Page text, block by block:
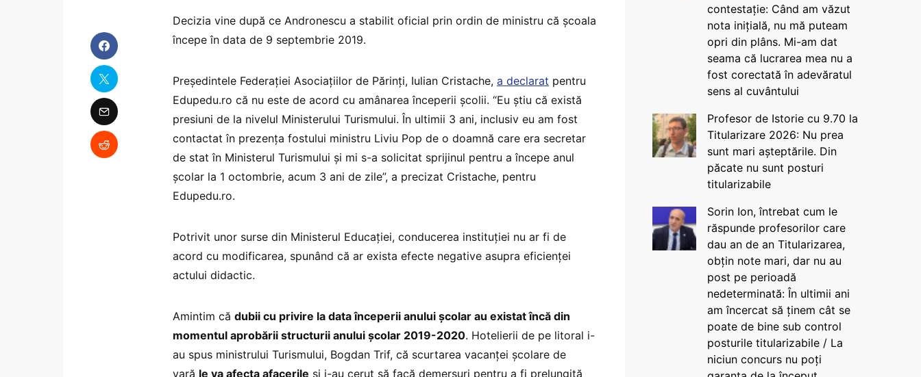
Decizia vine după ce Andronescu a stabilit oficial prin ordin de ministru că școala
începe în data de 9 septembrie 2019.
Președintele Federației Asociațiilor de Părinți, Iulian Cristache, a declarat pentru
Edupedu.ro că nu este de acord cu amânarea începerii școlii. “Eu știu că există
presiuni de la nivelul Ministerului Turismului. În ultimii 3 ani, inclusiv eu am fost
contactat în prezența fostului ministru Liviu Pop de o doamnă care era secretar
de stat în Ministerul Turismului și mi s-a solicitat sprijinul pentru a începe anul
școlar la 1 octombrie, acum 3 ani de zile”, a precizat Cristache, pentru
Edupedu.ro.
Potrivit unor surse din Ministerul Educației, conducerea instituției nu ar fi de
acord cu modificarea, spunând că ar exista efecte negative asupra eficienței
actului didactic.
Amintim că dubii cu privire la data începerii anului școlar au existat încă din
momentul aprobării structurii anului școlar 2019-2020. Hotelierii de pe litoral i-
au spus ministrului Turismului, Bogdan Trif, că scurtarea vacanței școlare de
vară le va afecta afacerile și i-au cerut să facă demersuri pentru a fi prelungită
contestație: Când am văzut
nota inițială, nu mă puteam
opri din plâns. Mi-am dat
seama că lucrarea mea nu a
fost corectată în adevăratul
sens al cuvântului
Profesor de Istorie cu 9.70 la
Titularizare 2026: Nu prea
sunt mari așteptările. Din
păcate nu sunt posturi
titularizabile
Sorin Ion, întrebat cum le
răspunde profesorilor care
dau an de an Titularizarea,
obțin note mari, dar nu au
post pe perioadă
nedeterminată: În ultimii ani
am încercat să ținem cât se
poate de bine sub control
posturile titularizabile / La
niciun concurs nu poți